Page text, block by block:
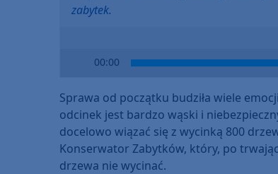
zabytek.
00:00
Sprawa od początku budziła wiele
odcinek jest bardzo wąski i
docelowo wiązać się z wycinką 800
Konserwator Zabytków, który, po
drzewa nie wycinać.